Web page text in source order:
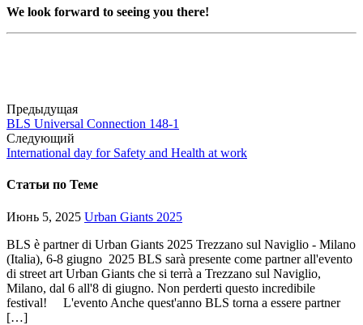
We look forward to seeing you there!
Предыдущая
BLS Universal Connection 148-1
Следующий
International day for Safety and Health at work
Статьи по Теме
Июнь 5, 2025 Urban Giants 2025
BLS è partner di Urban Giants 2025 Trezzano sul Naviglio - Milano
(Italia), 6-8 giugno 2025 BLS sarà presente come partner all'evento
di street art Urban Giants che si terrà a Trezzano sul Naviglio,
Milano, dal 6 all'8 di giugno. Non perderti questo incredibile
festival! L'evento Anche quest'anno BLS torna a essere partner
[…]